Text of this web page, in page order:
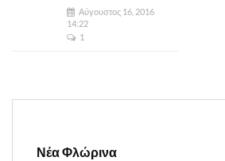
Αύγουστος 16, 2016
14:22
1
Νέα Φλώρινα